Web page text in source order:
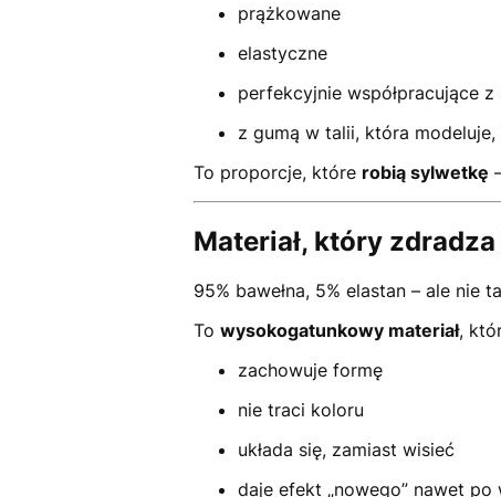
prążkowane
elastyczne
perfekcyjnie współpracujące z
z gumą w talii, która modeluje,
To proporcje, które robią sylwetkę
Materiał, który
95% bawełna, 5% elastan – ale nie
To wysokogatunkowy materiał,
zachowuje formę
nie traci koloru
układa się, zamiast wisieć
daje efekt „nowego” nawet po